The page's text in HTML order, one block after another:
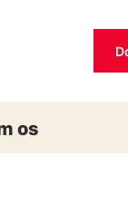
os